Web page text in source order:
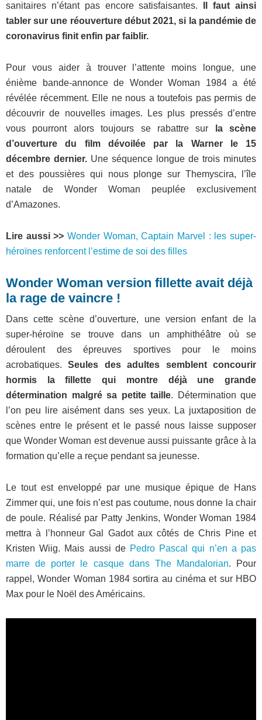
sanitaires n’étant pas encore satisfaisantes.
Il faut ainsi
tabler sur une réouverture début 2021, si la pandémie de
coronavirus finit enfin par faiblir.
Pour vous aider à trouver l’attente moins longue, une
énième bande-annonce de Wonder Woman 1984 a été
révélée récemment. Elle ne nous a toutefois pas permis de
découvrir de nouvelles images. Les plus pressés d’entre
vous pourront alors toujours se rabattre sur
la scène
d’ouverture du film dévoilée par la Warner le 15
décembre dernier. Une séquence longue de trois minutes
et des poussières qui nous plonge sur Themyscira, l’île
natale de Wonder Woman peuplée exclusivement
d’Amazones.
Lire aussi >> Wonder Woman, Captain Marvel : les super-
héroïnes renforcent l’estime de soi des filles
Wonder Woman version fillette avait déjà
la rage de vaincre !
Dans cette scène d’ouverture, une version enfant de la
super-héroïne se trouve dans un amphithéâtre où se
déroulent des épreuves sportives pour le moins
acrobatiques.Seules des adultes semblent concourir
hormis la fillette qui montre déjà une grande
détermination malgré sa petite taille. Détermination que
l’on peu lire aisément dans ses yeux. La juxtaposition de
scènes entre le présent et le passé nous laisse supposer
que Wonder Woman est devenue aussi puissante grâce à la
formation qu’elle a reçue pendant sa jeunesse.
Le tout est enveloppé par une musique épique de Hans
Zimmer qui, une fois n’est pas coutume, nous donne la chair
de poule. Réalisé par Patty Jenkins, Wonder Woman 1984
mettra à l’honneur Gal Gadot aux côtés de Chris Pine et
Kristen Wiig. Mais aussi de Pedro Pascal qui n’en a pas
marre de porter le casque dans The Mandalorian. Pour
rappel, Wonder Woman 1984 sortira au cinéma et sur HBO
Max pour le Noël des Américains.